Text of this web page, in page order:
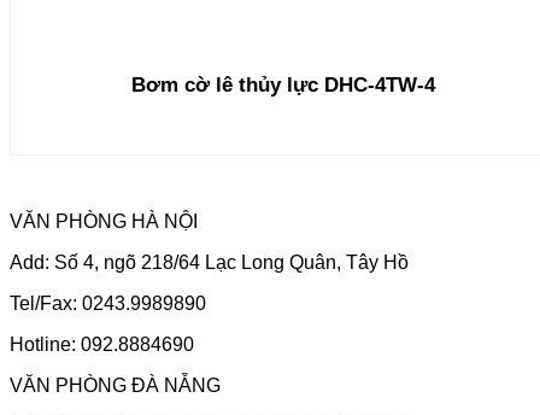
Bơm cờ lê thủy lực DHC-4TW-4
VĂN PHÒNG HÀ NỘI
Add: Số 4, ngõ 218/64 Lạc Long Quân, Tây Hồ
Tel/Fax: 0243.9989890
Hotline: 092.8884690
VĂN PHÒNG ĐÀ NẴNG